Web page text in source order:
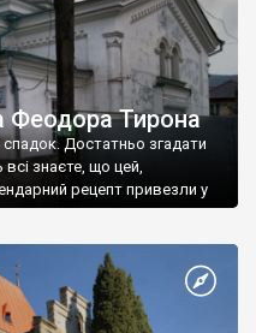
Феодора Тирона
Достатньо згадати
знаєте, що цей,
рецепт привезли у